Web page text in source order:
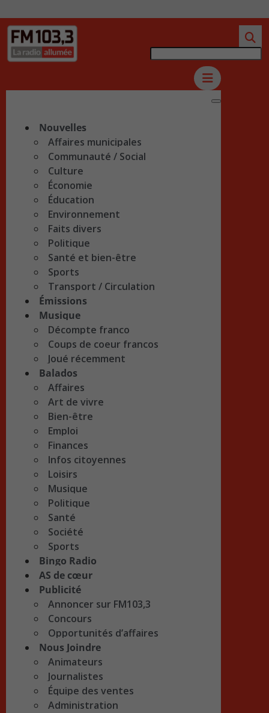
Nouvelles
Affaires municipales
Communauté / Social
Culture
Économie
Éducation
Environnement
Faits divers
Politique
Santé et bien-être
Sports
Transport / Circulation
Émissions
Musique
Décompte franco
Coups de coeur francos
Joué récemment
Balados
Affaires
Art de vivre
Bien-être
Emploi
Finances
Infos citoyennes
Loisirs
Musique
Politique
Santé
Société
Sports
Bingo Radio
AS de cœur
Publicité
Annoncer sur FM103,3
Concours
Opportunités d’affaires
Nous Joindre
Animateurs
Journalistes
Équipe des ventes
Administration